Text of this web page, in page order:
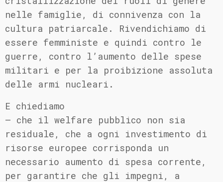
nelle famiglie, di connivenza con la
cultura patriarcale. Rivendichiamo di
essere femministe e quindi contro le
guerre, contro l’aumento delle spese
militari e per la proibizione assoluta
delle armi nucleari.
E chiediamo
– che il welfare pubblico non sia
residuale, che a ogni investimento di
risorse europee corrisponda un
necessario aumento di spesa corrente,
per garantire che gli impegni, a